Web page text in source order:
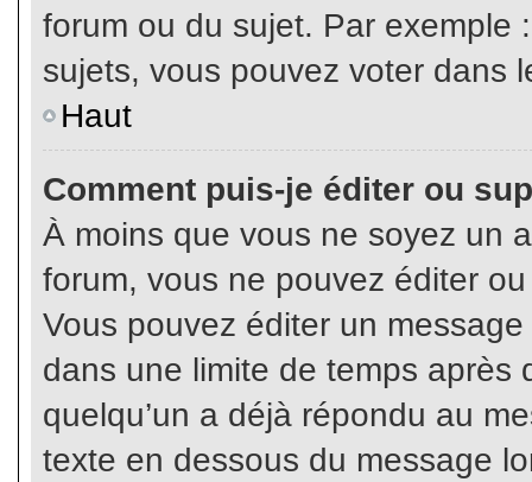
forum ou du sujet. Par exemple
sujets, vous pouvez voter dans
Haut
Comment puis-je éditer ou
À moins que vous ne soyez un
forum, vous ne pouvez éditer
Vous pouvez éditer un
dans une limite de temps après
quelqu’un a déjà répondu au
texte en dessous du message